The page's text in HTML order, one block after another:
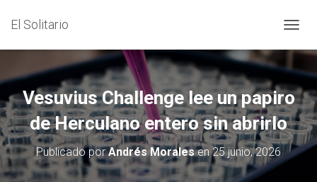
El Solitario
A
B
I
A
R
M
O
D
Vesuvius Challenge lee un papiro
de Herculano entero sin abrirlo
Publicado porAndrés Moralesen25 junio, 2026